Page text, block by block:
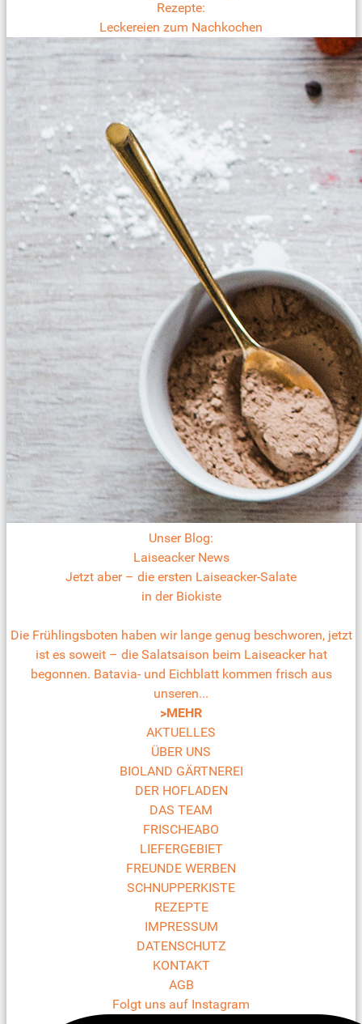
Rezepte:
Leckereien zum Nachkochen
Unser Blog:
Laiseacker News
Jetzt aber – die ersten Laiseacker-Salate
in der Biokiste
Die Frühlingsboten haben wir lange genug beschworen, jetzt
ist es soweit – die Salatsaison beim Laiseacker hat
begonnen. Batavia- und Eichblatt kommen frisch aus
unseren...
>MEHR
AKTUELLES
ÜBER UNS
BIOLAND GÄRTNEREI
DER HOFLADEN
DAS TEAM
FRISCHEABO
LIEFERGEBIET
FREUNDE WERBEN
SCHNUPPERKISTE
REZEPTE
IMPRESSUM
DATENSCHUTZ
KONTAKT
AGB
Folgt uns auf Instagram